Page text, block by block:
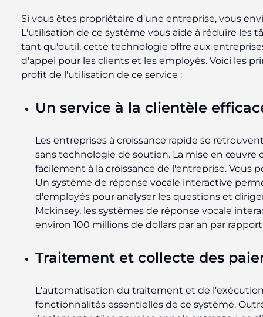
Si vous êtes propriétaire d'une entreprise, vous
L'utilisation de ce système vous aide à réduire les
tant qu'outil, cette technologie offre aux
d'appel pour les clients et les employés. Voici les
profit de l'utilisation de ce service :
Un service à la clientèle
Les entreprises à croissance rapide se
sans technologie de soutien. La mise en œuvre
facilement à la croissance de l'entreprise. Vous
Un système de réponse vocale interactive
d'employés pour analyser les questions et
Mckinsey, les systèmes de réponse vocale
environ 100 millions de dollars par an par
Traitement et collecte des
L'automatisation du traitement et de
fonctionnalités essentielles de ce système.